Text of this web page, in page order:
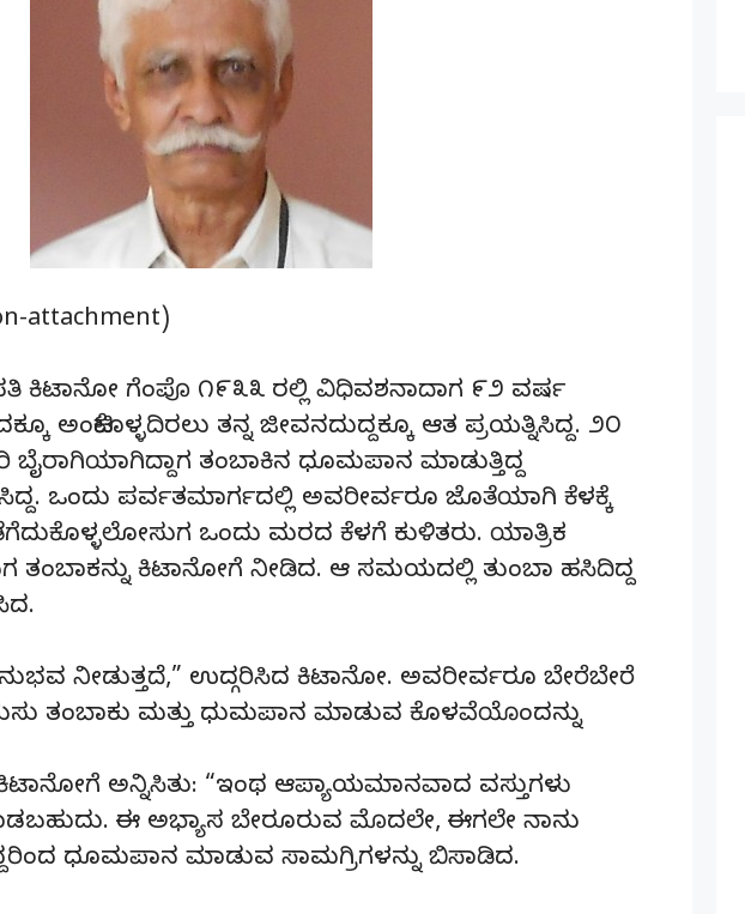
attachment)
ಕಿಟಾನೋ ಗೆಂಪೊ ೧೯೩೩ ರಲ್ಲಿ ವಿಧಿವಶನಾದಾಗ ೯೨ ವರ್ಷ
ಅಂಟಿಕೊಳ್ಳದಿರಲು ತನ್ನ ಜೀವನದುದ್ದಕ್ಕೂ ಆತ ಪ್ರಯತ್ನಿಸಿದ್ದ. ೨೦
ತಂಬಾಕಿನ ಧೂಮಪಾನ ಮಾಡುತ್ತಿದ್ದ
ಒಂದು ಪರ್ವತಮಾರ್ಗದಲ್ಲಿ ಅವರೀರ್ವರೂ ಜೊತೆಯಾಗಿ ಕೆಳಕ್ಕೆ
ತೆಗೆದುಕೊಳ್ಳಲೋಸುಗ ಒಂದು ಮರದ ಕೆಳಗೆ ಕುಳಿತರು. ಯಾತ್ರಿಕ
ಕಿಟಾನೋಗೆ ನೀಡಿದ. ಆ ಸಮಯದಲ್ಲಿ ತುಂಬಾ ಹಸಿದಿದ್ದ
ನೀಡುತ್ತದೆ,” ಉದ್ಗರಿಸಿದ ಕಿಟಾನೋ. ಅವರೀರ್ವರೂ ಬೇರೆಬೇರೆ
ತಂಬಾಕು ಮತ್ತು ಧುಮಪಾನ ಮಾಡುವ ಕೊಳವೆಯೊಂದನ್ನು
ಅನ್ನಿಸಿತು: “ಇಂಥ ಆಪ್ಯಾಯಮಾನವಾದ ವಸ್ತುಗಳು
ಈ ಅಭ್ಯಾಸ ಬೇರೂರುವ ಮೊದಲೇ, ಈಗಲೇ ನಾನು
ಧೂಮಪಾನ ಮಾಡುವ ಸಾಮಗ್ರಿಗಳನ್ನು ಬಿಸಾಡಿದ.